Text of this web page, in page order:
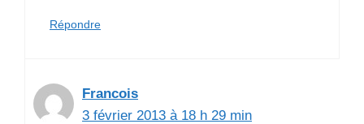
Répondre
Francois
3 février 2013 à 18 h 29 min